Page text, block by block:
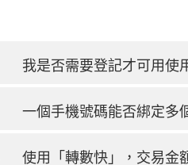
我是否需要登記才可用使
一個手機號碼能否綁定多
使用「轉數快」，交易金